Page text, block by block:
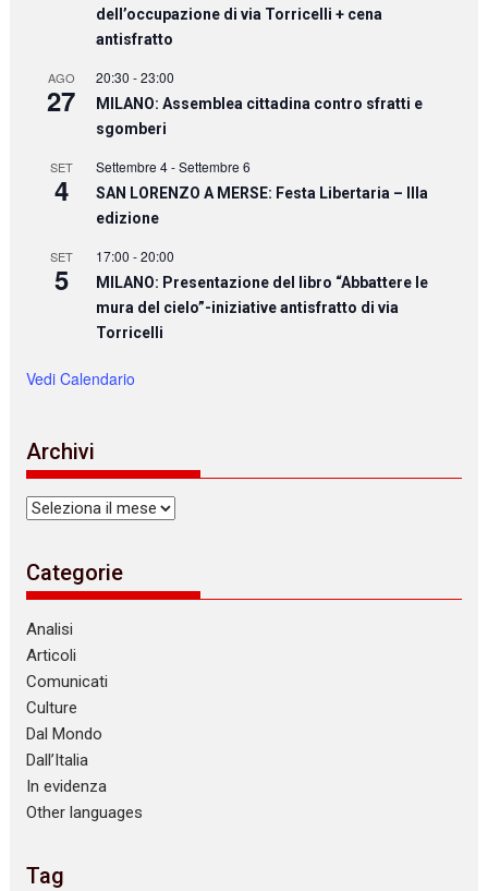
dell’occupazione di via Torricelli + cena
antisfratto
AGO
27
20:30 -23:00
MILANO: Assemblea cittadina contro sfratti e
sgomberi
SET
4
Settembre 4-Settembre 6
SAN LORENZO A MERSE: Festa Libertaria – IIIa
edizione
SET
5
17:00 -20:00
MILANO: Presentazione del libro “Abbattere le
mura del cielo”-iniziative antisfratto di via
Torricelli
Vedi Calendario
Archivi
Archivi
Categorie
Analisi
Articoli
Comunicati
Culture
Dal Mondo
Dall’Italia
In evidenza
Other languages
Tag